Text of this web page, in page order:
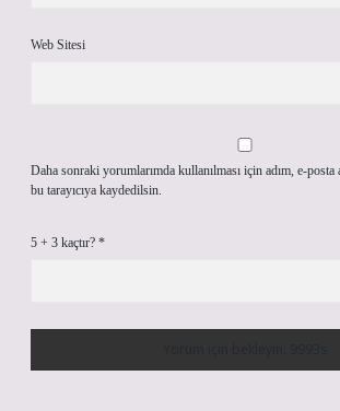
Web Sitesi
Daha sonraki yorumlarımda kullanılması için adım, e-
bu tarayıcıya kaydedilsin.
5 + 3 kaçtır? *